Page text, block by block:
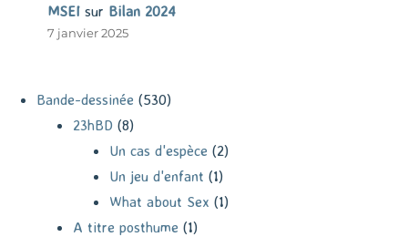
MSEI sur Bilan 2024
7 janvier 2025
Bande-dessinée (530)
23hBD (8)
Un cas d'espèce (2)
Un jeu d'enfant (1)
What about Sex (1)
A titre posthume (1)